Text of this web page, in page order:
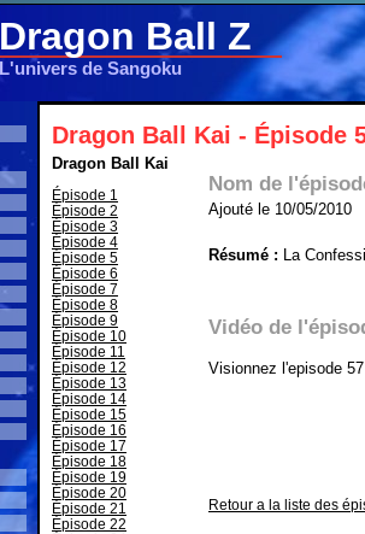
Dragon Ball Z
L'univers de Sangoku
Dragon Ball Kai - Épisode
Dragon Ball Kai
Épisode 1
Épisode 2
Épisode 3
Épisode 4
Épisode 5
Épisode 6
Épisode 7
Épisode 8
Épisode 9
Épisode 10
Épisode 11
Épisode 12
Épisode 13
Épisode 14
Épisode 15
Épisode 16
Épisode 17
Épisode 18
Épisode 19
Épisode 20
Épisode 21
Épisode 22
Nom de
Ajouté le 10/05/2010
Résumé : La
Vidéo de
Visionnez l'episode
Retour a la liste des